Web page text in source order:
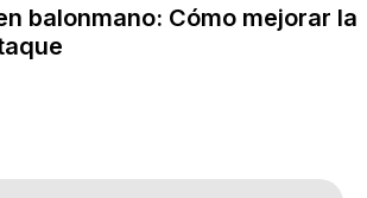
balonmano: Cómo mejorar la